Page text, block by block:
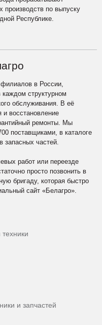
производств по выпуску
Республике.
в России,
каждом структурном
обслуживания. В её
и восстановление
ремонты. Мы
поставщиками, в каталоге
запасных частей.
работ или переезде
просто позвонить в
бригаду, которая быстро
сайт «Белагро».
и запчастей